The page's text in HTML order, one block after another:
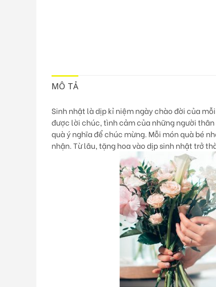
MÔ TẢ
Sinh nhật là dịp kỉ niệm ngày chào đời của
được lời chúc, tình cảm của những người
quà ý nghĩa để chúc mừng. Mỗi món quà bé
nhận. Từ lâu, tặng hoa vào dịp sinh nhật trở